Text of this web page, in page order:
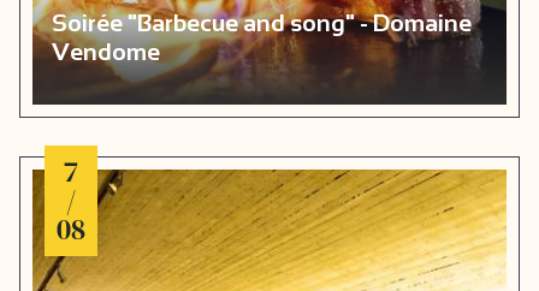
Soirée "Barbecue and song" - Domaine
Vendome
7
/
08